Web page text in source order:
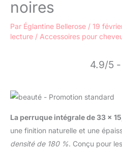
noires
Par Églantine Bellerose / 19
lecture / Accessoires pour
4.9/5
La perruque intégrale de 33 x
une finition naturelle et une
densité de 180 %. Conçu pour